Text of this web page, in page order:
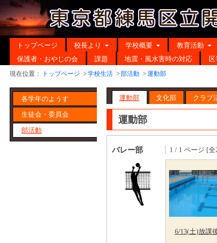
トップページ 校長より 学校概要
教育活動
保護者・おやじの会
課題 地震・風水害時の対応
現在位置： トップページ >学校生活 >部活動 >運動部
各学年のようす
生徒会・委員会
部活動
運動部 文化部 クラブ
運動部
バレー部 1 / 1 ページ [
6/13(土)放課